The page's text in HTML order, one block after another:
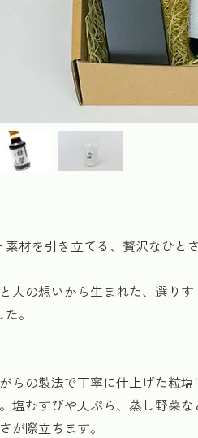
材を引き立てる、贅沢なひと
人の想いから生まれた、選りす
。
らの製法で丁寧に仕上げた粒塩
塩むすびや天ぷら、蒸し野菜な
が際立ちます。